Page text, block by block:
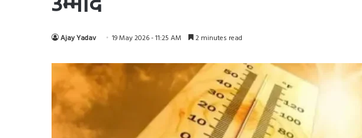
Ajay Yadav 19 May 2026 - 11:25 AM 2 minutes read